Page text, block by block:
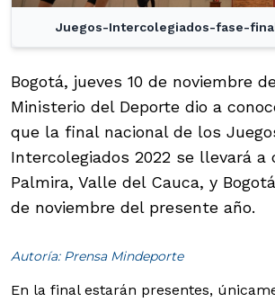
Juegos-Intercolegiados-fase-
Bogotá, jueves 10 de noviembre
Ministerio del Deporte dio a
que la final nacional de los
Intercolegiados 2022 se llevará a
Palmira, Valle del Cauca, y
de noviembre del presente año.
Autoría: Prensa Mindeporte
En la final estarán presentes,